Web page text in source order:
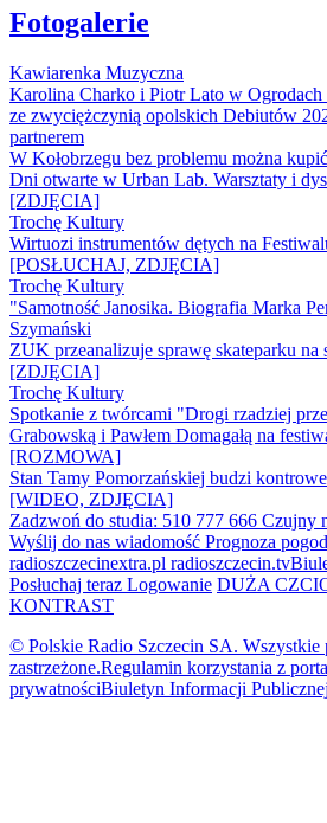
Fotogalerie
Kawiarenka Muzyczna
Karolina Charko i Piotr Lato w Ogrodach
ze zwyciężczynią opolskich Debiutów
partnerem
W Kołobrzegu bez problemu można
Dni otwarte w Urban Lab. Warsztaty i
[ZDJĘCIA]
Trochę Kultury
Wirtuozi instrumentów dętych na
[POSŁUCHAJ, ZDJĘCIA]
Trochę Kultury
"Samotność Janosika. Biografia Marka
Szymański
ZUK przeanalizuje sprawę skateparku na
[ZDJĘCIA]
Trochę Kultury
Spotkanie z twórcami "Drogi rzadziej
Grabowską i Pawłem Domagałą na
[ROZMOWA]
Stan Tamy Pomorzańskiej budzi
[WIDEO, ZDJĘCIA]
Zadzwoń do studia: 510 777 666 Czujny
Wyślij do nas wiadomość Prognoza
radioszczecinextra.pl radioszczecin.tv
Posłuchaj teraz Logowanie DUŻA
KONTRAST
© Polskie Radio Szczecin SA. Wszystkie
zastrzeżone.Regulamin korzystania z
prywatnościBiuletyn Informacji Publicznej